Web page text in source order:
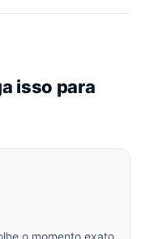
isso para
o momento exato